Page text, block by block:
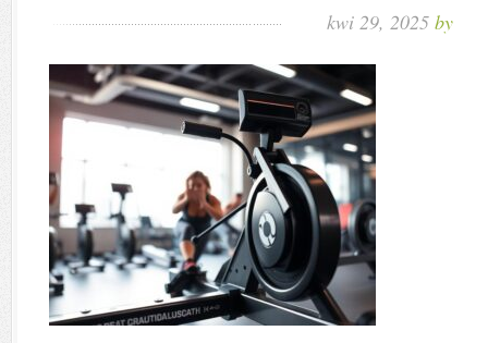
kwi 29, 2025 by